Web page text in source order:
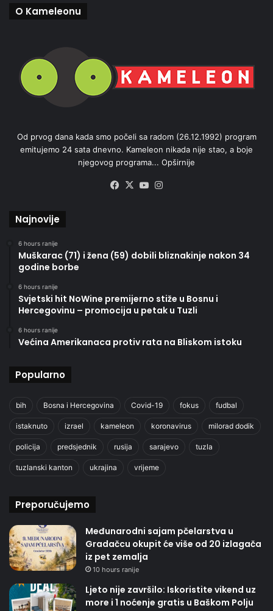
O Kameleonu
Od prvog dana kada smo počeli sa radom (26.12.1992) program
emitujemo 24 sata dnevno. Kameleon nikada nije stao, a boje
njegovog programa... Opširnije
Facebook
X YouTube
Najnovije
6 hours ranije
Muškarac (71) i žena (59) dobili bliznakinje nakon 34
godine borbe
6 hours ranije
Svjetski hit NoWine premijerno stiže u Bosnu i
Hercegovinu – promocija u petak u Tuzli
6 hours ranije
Većina Amerikanaca protiv rata na Bliskom istoku
Popularno
bih Bosna i Hercegovina Covid-19 fokus fudbal
istaknuto izrael kameleon koronavirus milorad dodik
policija predsjednik rusija sarajevo tuzla
tuzlanski kanton ukrajina vrijeme
Preporučujemo
Međunarodni sajam pčelarstva u
Gradačcu okupit će više od 20 izlagača
iz pet zemalja
10 hours ranije
Ljeto nije završilo: Iskoristite vikend uz
more i 1 noćenje gratis u Baškom Polju